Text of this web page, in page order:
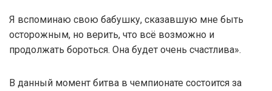
Я вспоминаю свою бабушку, сказавшую мне быть
осторожным, но верить, что всё возможно и
продолжать бороться. Она будет очень счастлива».
В данный момент битва в чемпионате состоится за